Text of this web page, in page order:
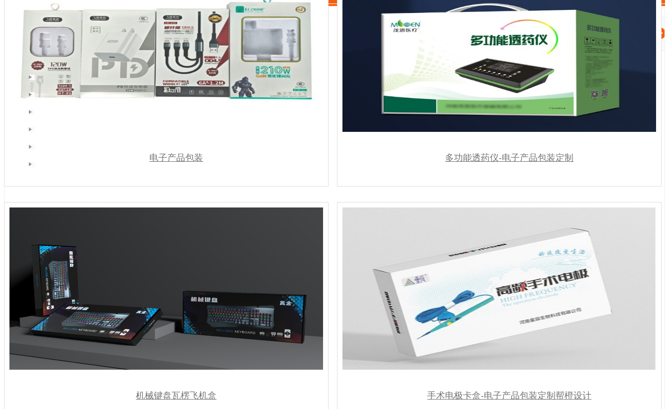
电子产品包装 多功能透药仪-电子产品包装定制
机械键盘瓦楞飞机盒 手术电极卡盒-电子产品包装定制帮橙设计